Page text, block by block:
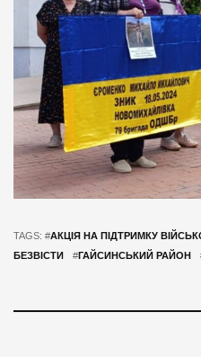
TAGS: #АКЦІЯ НА ПІДТРИМКУ
БЕЗВІСТИ
#ГАЙСИНСЬКИЙ РАЙОН